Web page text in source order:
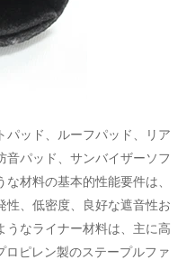
パッド、ルーフパッド、リア
音パッド、サンバイザーソフ
材料の基本的性能要件は、
性、低密度、良好な遮音性お
うなライナー材料は、主に高
ロピレン製のステープルファ